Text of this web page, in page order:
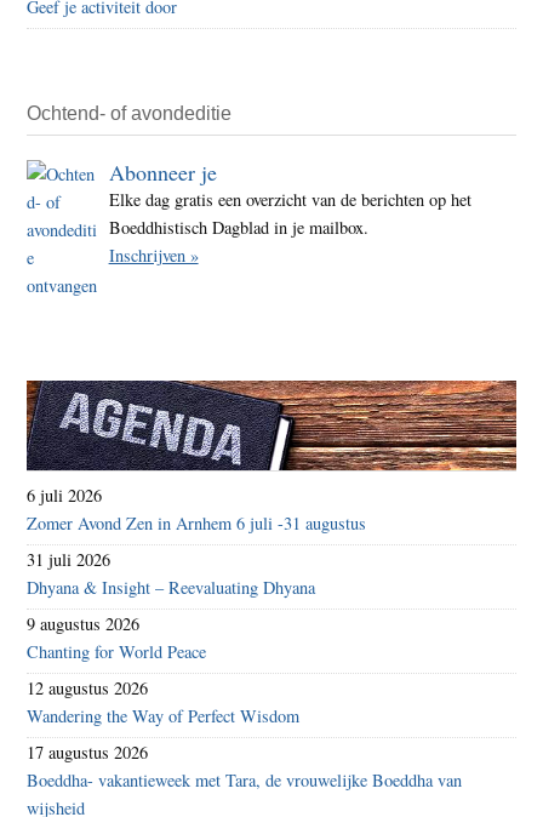
Geef je activiteit door
Ochtend- of avondeditie
Abonneer je
Elke dag gratis een overzicht van de berichten op het
Boeddhistisch Dagblad in je mailbox.
Inschrijven »
6 juli 2026
Zomer Avond Zen in Arnhem 6 juli -31 augustus
31 juli 2026
Dhyana & Insight – Reevaluating Dhyana
9 augustus 2026
Chanting for World Peace
12 augustus 2026
Wandering the Way of Perfect Wisdom
17 augustus 2026
Boeddha- vakantieweek met Tara, de vrouwelijke Boeddha van
wijsheid